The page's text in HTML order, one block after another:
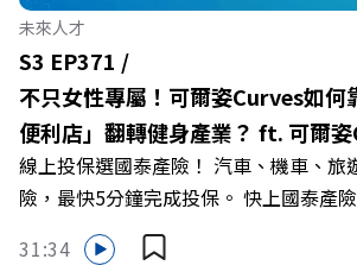
持人／遠見雜誌副社長兼遠見智庫總編
樹德科技大學校長 王昭雄 +++++ 🎂歡慶
速搶下破天荒的獨家優惠
>>>https://gvmkt.pse.is/9e5pbz ✨關注
群： LINE：https://reurl.cc/A4ELQp IG
https://bit.ly/3AjBWNV YT：https://
Powered by Firstory Hosting
未來人才
S3 EP371 /
不只女性專屬！可爾姿Curves如何
便利店」翻轉健身產業？ ft. 可爾
行長林宏遠
線上投保選國泰產險！ 汽車、機車、旅
險，最快5分鐘完成投保。 快上國泰產
保障立即到位！ https://fstry.pse.is/
Firstory Podcast 廣告 —— 在健康意識抬
31:34